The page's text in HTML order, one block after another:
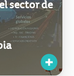
sector de